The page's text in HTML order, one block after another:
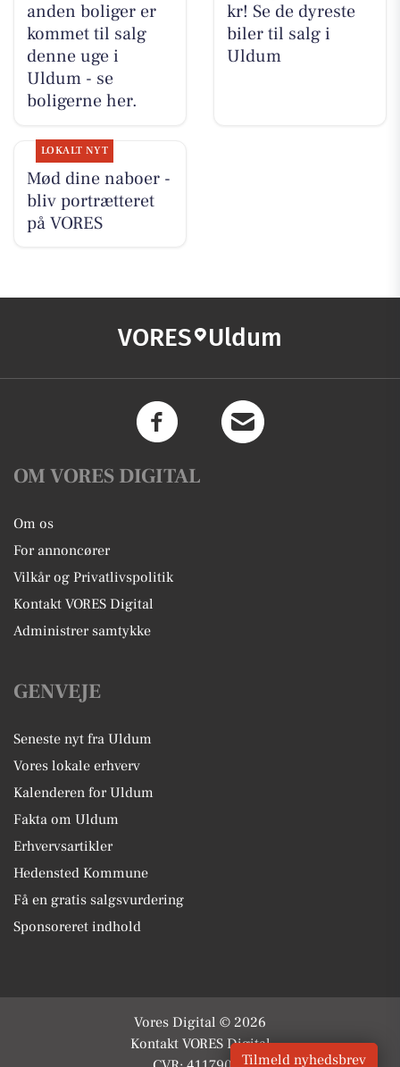
anden boliger er
kommet til salg
denne uge i
Uldum - se
boligerne her.
kr! Se de dyreste
biler til salg i
Uldum
LOKALT NYT
Mød dine naboer -
bliv portrætteret
på VORES
VORES Uldum
OM VORES DIGITAL
Om os
For annoncører
Vilkår og Privatlivspolitik
Kontakt VORES Digital
Administrer samtykke
GENVEJE
Seneste nyt fra Uldum
Vores lokale erhverv
Kalenderen for Uldum
Fakta om Uldum
Erhvervsartikler
Hedensted Kommune
Få en gratis salgsvurdering
Sponsoreret indhold
Vores Digital © 2026
Kontakt VORES Digital
Tilmeld nyhedsbrev